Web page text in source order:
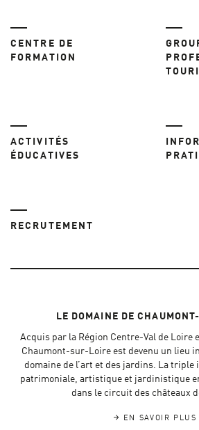
CENTRE DE
FORMATION
ACTIVITÉS
ÉDUCATIVES
RECRUTEMENT
LE DOMAINE DE
Acquis par la Région Centre-Val de Loire
Chaumont-sur-Loire est devenu un lieu
domaine de l’art et des jardins. La triple
patrimoniale, artistique et jardinistique
dans le circuit des châteaux
EN SAVOIR PLUS